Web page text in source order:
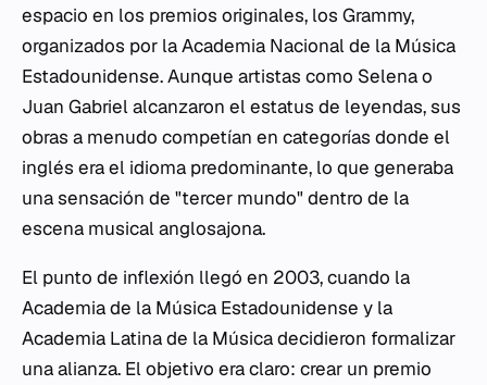
espacio en los premios originales, los Grammy,
organizados por la Academia Nacional de la Música
Estadounidense. Aunque artistas como Selena o
Juan Gabriel alcanzaron el estatus de leyendas, sus
obras a menudo competían en categorías donde el
inglés era el idioma predominante, lo que generaba
una sensación de "tercer mundo" dentro de la
escena musical anglosajona.
El punto de inflexión llegó en 2003, cuando la
Academia de la Música Estadounidense y la
Academia Latina de la Música decidieron formalizar
una alianza. El objetivo era claro: crear un premio